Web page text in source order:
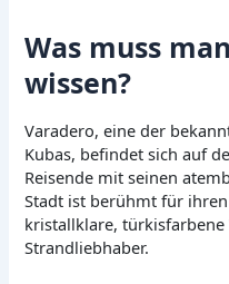
Was muss
wissen?
Varadero, eine der
Kubas, befindet sich auf
Reisende mit seinen
Stadt ist berühmt für
kristallklare, türkisfarbene
Strandliebhaber.